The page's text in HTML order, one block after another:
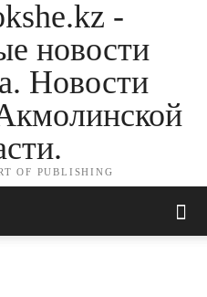
-
новости
Новости
OF PUBLISHING